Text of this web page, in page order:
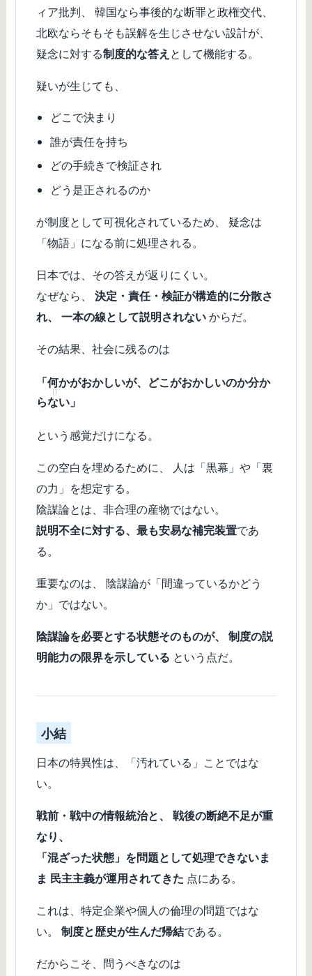
ィア批判、 韓国なら事後的な断罪と政権交代、
北欧ならそもそも誤解を生じさせない設計が、
疑念に対する制度的な答え として機能する。
疑いが生じても、
どこで決まり
誰が責任を持ち
どの手続きで検証され
どう是正されるのか
が制度として可視化されているため、 疑念は
「物語」になる前に処理される。
日本では、その答えが返りにくい。
なぜなら、決定・責任・検証が構造的に分散さ
れ、 一本の線として説明されないからだ。
その結果、社会に残るのは
「何かがおかしいが、どこがおかしいのか分か
らない」
という感覚だけになる。
この空白を埋めるために、 人は「黒幕」や「裏
の力」を想定する。
陰謀論とは、非合理の産物ではない。
説明不全に対する、最も安易な補完装置であ
る。
重要なのは、 陰謀論が「間違っているかどう
か」ではない。
陰謀論を必要とする状態そのものが、 制度の説
明能力の限界を示している という点だ。
小結
日本の特異性は、「汚れている」ことではな
い。
戦前・戦中の情報統治と、 戦後の断絶不足が重
なり、
「混ざった状態」を問題として処理できないま
ま 民主主義が運用されてきた 点にある。
これは、特定企業や個人の倫理の問題ではな
い。制度と歴史が生んだ帰結である。
だからこそ、問うべきなのは